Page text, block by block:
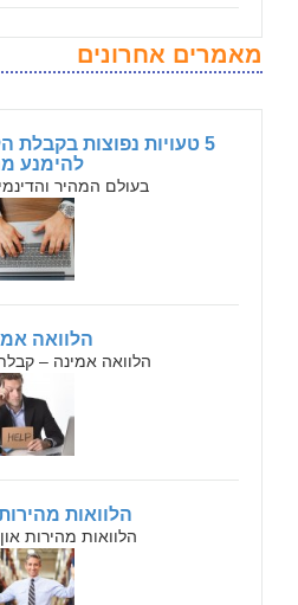
מאמרים אחרונים
5 טעויות נפוצות בקבלת
להימנע
בעולם המהיר
הלוואה
הלוואה אמינה –
הלוואות מהירות
הלוואות מהירות און